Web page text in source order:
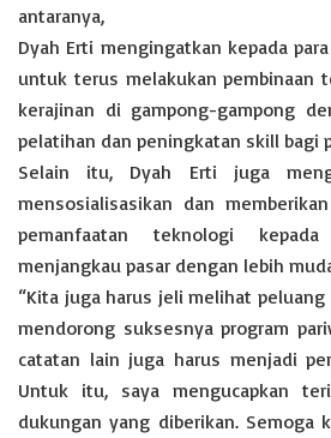
antaranya,
Dyah Erti mengingatkan kepada
untuk terus melakukan pembinaan
kerajinan di gampong-gampong
pelatihan dan peningkatan skill bagi
Selain itu, Dyah Erti juga
mensosialisasikan dan
pemanfaatan teknologi
menjangkau pasar dengan lebih
“Kita juga harus jeli melihat
mendorong suksesnya program
catatan lain juga harus menjadi
Untuk itu, saya mengucapkan
dukungan yang diberikan. Semoga